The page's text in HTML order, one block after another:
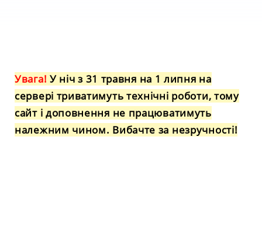
Увага! У ніч з 31 травня на 1 липня на
сервері триватимуть технічні роботи, тому
сайт і доповнення не працюватимуть
належним чином. Вибачте за незручності!